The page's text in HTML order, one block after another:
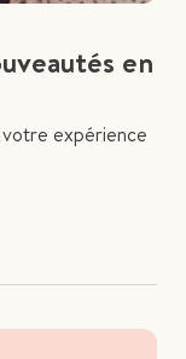
en
expérience